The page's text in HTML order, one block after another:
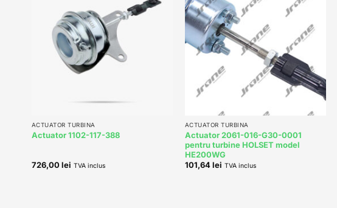
Add to
wishlist
ACTUATOR TURBINA
Actuator 1102-117-388
726,00lei TVA inclus
Add to
ACTUATOR TURBINA
Actuator 2061-016-G30-0001
pentru turbine HOLSET model
HE200WG
101,64lei TVA inclus